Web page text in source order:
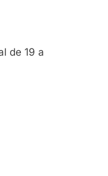
de 19 a